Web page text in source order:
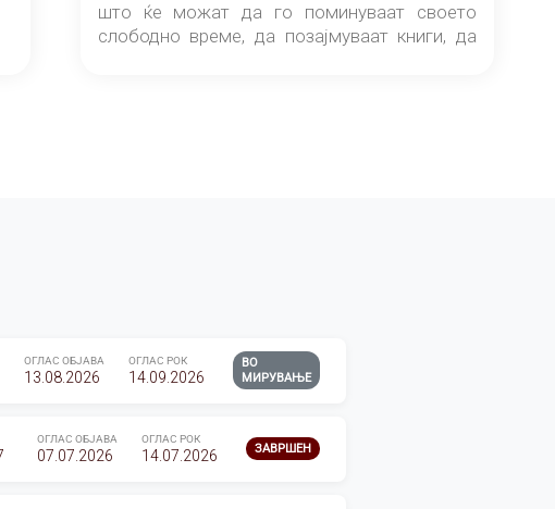
што ќе можат да го поминуваат своето
слободно време, да позајмуваат книги, да
ОГЛАС ОБЈАВА
13.08.2026
ОГЛАС РОК
14.09.2026
ВО
МИРУВАЊЕ
ОГЛАС ОБЈАВА
07.07.2026
ОГЛАС РОК
14.07.2026 ЗАВРШЕН